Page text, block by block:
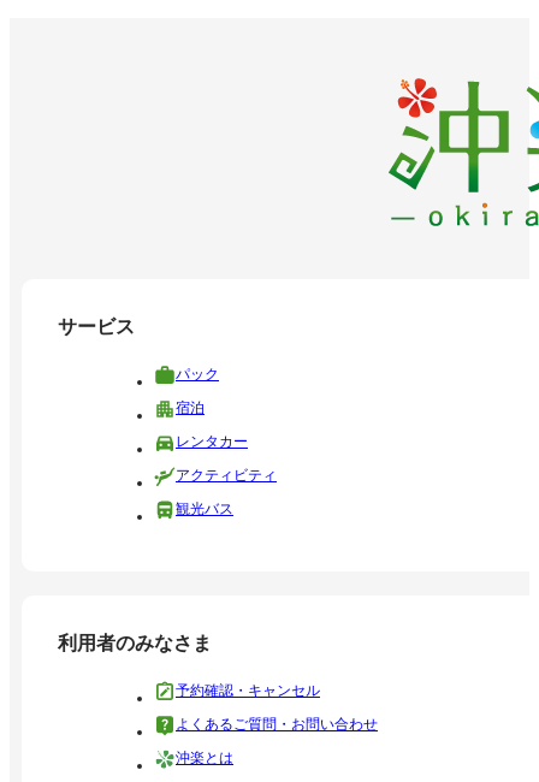
サービス
パック
宿泊
レンタカー
アクティビティ
観光バス
利用者のみなさま
予約確認・キャンセル
よくあるご質問・お問い合わせ
沖楽とは